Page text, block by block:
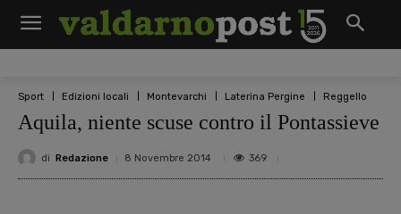
Sport Edizioni locali Montevarchi Laterina Pergine Reggello
Aquila, niente scuse contro il Pontassieve
di Redazione 8 Novembre 2014 369